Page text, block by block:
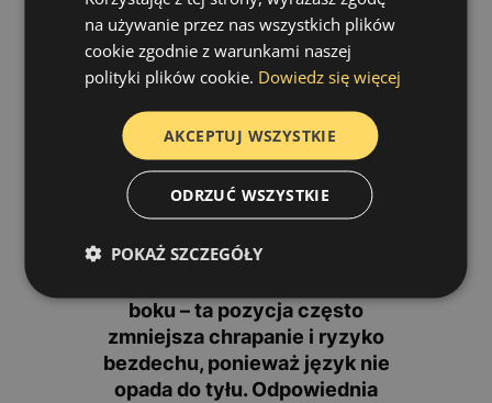
dróg oddechowych.
Poduszki antychrapaniowe
często mają profil lub
głowę i tułów, co pomaga w
swobodniejszym przepływie
powietrza. Niektóre modele są
wyposażone w czujniki, które
głowy, gdy pojawia się chrapanie.
boku – ta pozycja często
zmniejsza chrapanie i ryzyko
bezdechu, ponieważ język nie
opada do tyłu. Odpowiednia
na używanie przez nas wszystkich plików
cookie zgodnie z warunkami naszej
polityki plików cookie. Dowiedz się więcej
AKCEPTUJ WSZYSTKIE
ODRZUĆ WSZYSTKIE
POKAŻ SZCZEGÓŁY